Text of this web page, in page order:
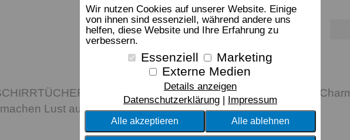
Wir nutzen Cookies auf unserer Website. Einige
von ihnen sind essenziell, während andere uns
helfen, diese Website und Ihre Erfahrung zu
verbessern.
Essenziell
Marketing
Externe Medien
Details anzeigen
Datenschutzerklärung
Impressum
Alle akzeptieren Alle ablehnen
Drei originelle Motive mit augenzwinkerndem
Lust auf Meer. Aus 100 % Baumwolle.